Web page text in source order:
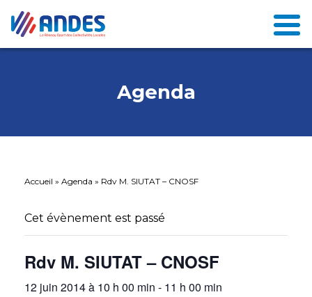
Agenda
Accueil » Agenda » Rdv M. SIUTAT – CNOSF
Cet évènement est passé
Rdv M. SIUTAT – CNOSF
12 juin 2014 à 10 h 00 min - 11 h 00 min